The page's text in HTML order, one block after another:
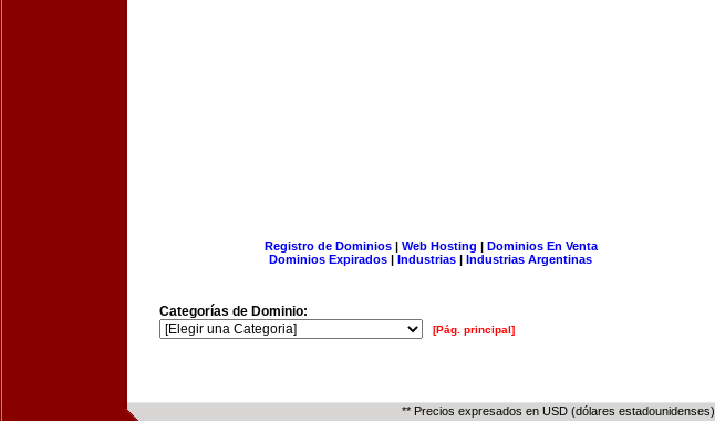
Registro de Dominios| Web Hosting | Dominios En Venta
Dominios Expirados | Industrias | Industrias Argentinas
Categorías de Dominio:
[Pág. principal]
** Precios expresados en USD (dólares estadounidenses)